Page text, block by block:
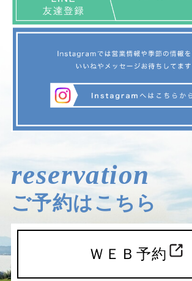
reservation
ご予約はこちら
ＷＥＢ予約